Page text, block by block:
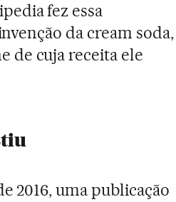
fez essa
da cream soda,
de cuja receita ele
2016, uma publicação